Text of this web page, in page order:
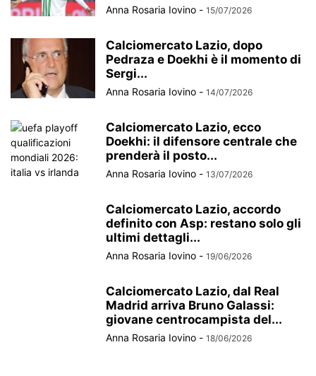
Anna Rosaria Iovino - 15/07/2026
Calciomercato Lazio, dopo
Pedraza e Doekhi è il momento di
Sergi...
Anna Rosaria Iovino - 14/07/2026
Calciomercato Lazio, ecco
Doekhi: il difensore centrale che
prenderà il posto...
Anna Rosaria Iovino - 13/07/2026
Calciomercato Lazio, accordo
definito con Asp: restano solo gli
ultimi dettagli...
Anna Rosaria Iovino - 19/06/2026
Calciomercato Lazio, dal Real
Madrid arriva Bruno Galassi:
giovane centrocampista del...
Anna Rosaria Iovino - 18/06/2026